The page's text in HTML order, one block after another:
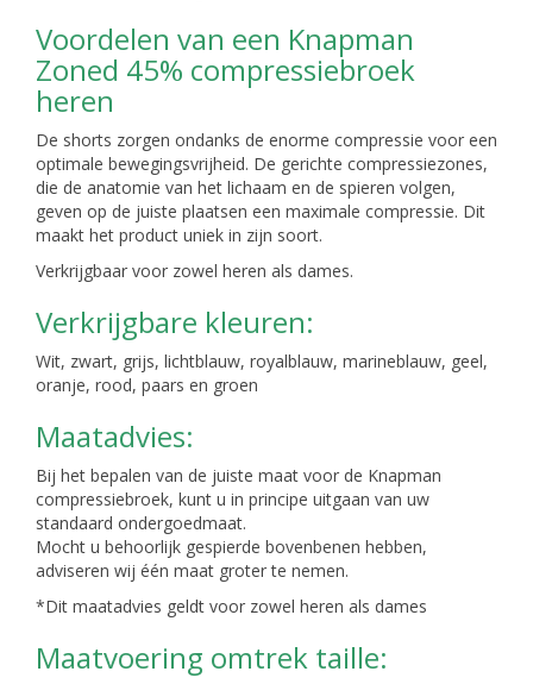
Voordelen van een Knapman
Zoned 45% compressiebroek
heren
De shorts zorgen ondanks de enorme compressie voor een
optimale bewegingsvrijheid. De gerichte compressiezones,
die de anatomie van het lichaam en de spieren volgen,
geven op de juiste plaatsen een maximale compressie. Dit
maakt het product uniek in zijn soort.
Verkrijgbaar voor zowel heren als dames.
Verkrijgbare kleuren:
Wit, zwart, grijs, lichtblauw, royalblauw, marineblauw, geel,
oranje, rood, paars en groen
Maatadvies:
Bij het bepalen van de juiste maat voor de Knapman
compressiebroek, kunt u in principe uitgaan van uw
standaard ondergoedmaat.
Mocht u behoorlijk gespierde bovenbenen hebben,
adviseren wij één maat groter te nemen.
*Dit maatadvies geldt voor zowel heren als dames
Maatvoering omtrek taille: